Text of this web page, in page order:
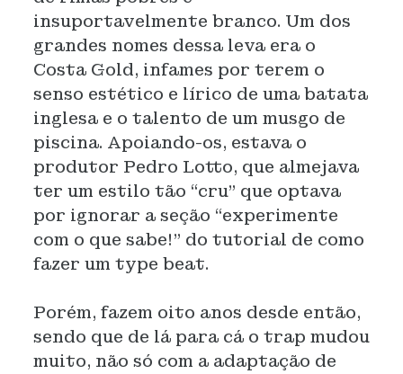
insuportavelmente branco. Um dos
grandes nomes dessa leva era o
Costa Gold, infames por terem o
senso estético e lírico de uma batata
inglesa e o talento de um musgo de
piscina. Apoiando-os, estava o
produtor Pedro Lotto, que almejava
ter um estilo tão “cru” que optava
por ignorar a seção “experimente
com o que sabe!” do tutorial de como
fazer um type beat.
Porém, fazem oito anos desde então,
sendo que de lá para cá o trap mudou
muito, não só com a adaptação de